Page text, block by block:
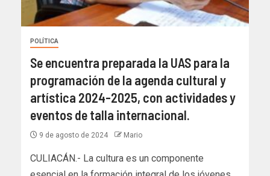
POLÍTICA
Se encuentra preparada la UAS para la
programación de la agenda cultural y
artística 2024-2025, con actividades y
eventos de talla internacional.
9 de agosto de 2024 Mario
CULIACÁN.- La cultura es un componente